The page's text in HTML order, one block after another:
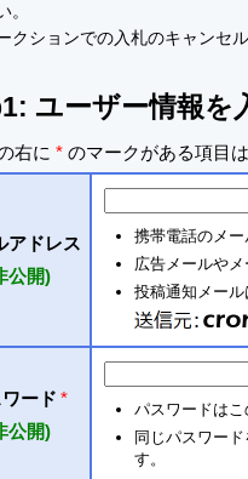
。
クションでの入札のキャンセ
ユーザー情報を
右に * のマークがある項目
アドレス
公開)
携帯電話のメ
広告メールや
投稿通知メー
ード *
公開)
パスワードは
同じパスワー
す。